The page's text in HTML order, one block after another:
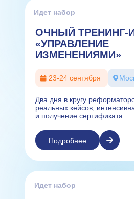
Идет набор
ОЧНЫЙ ТРЕНИНГ-
«УПРАВЛЕНИЕ
ИЗМЕНЕНИЯМИ»
Два дня в кругу
реальных кейсов,
и получение сертификата.
Идет набор
Подробнее
23-24 сентября